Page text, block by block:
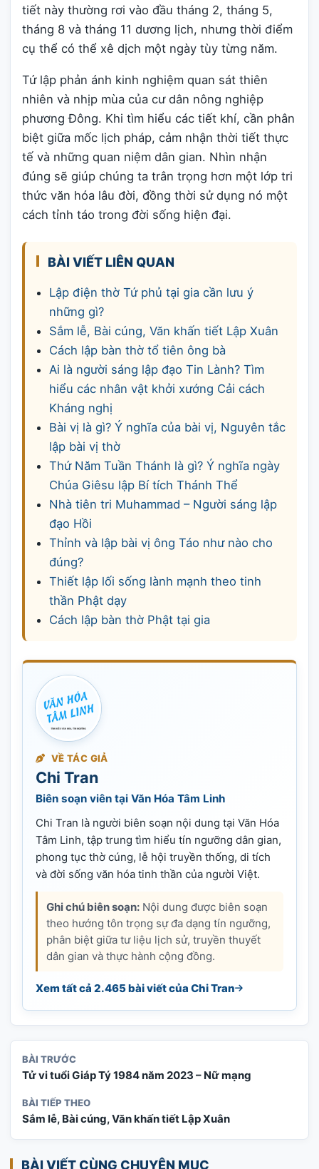
tiết này thường rơi vào đầu tháng 2, tháng 5,
tháng 8 và tháng 11 dương lịch, nhưng thời điểm
cụ thể có thể xê dịch một ngày tùy từng năm.
Tứ lập phản ánh kinh nghiệm quan sát thiên
nhiên và nhịp mùa của cư dân nông nghiệp
phương Đông. Khi tìm hiểu các tiết khí, cần phân
biệt giữa mốc lịch pháp, cảm nhận thời tiết thực
tế và những quan niệm dân gian. Nhìn nhận
đúng sẽ giúp chúng ta trân trọng hơn một lớp tri
thức văn hóa lâu đời, đồng thời sử dụng nó một
cách tỉnh táo trong đời sống hiện đại.
BÀI VIẾT LIÊN QUAN
Lập điện thờ Tứ phủ tại gia cần lưu ý
những gì?
Sắm lễ, Bài cúng, Văn khấn tiết Lập Xuân
Cách lập bàn thờ tổ tiên ông bà
Ai là người sáng lập đạo Tin Lành? Tìm
hiểu các nhân vật khởi xướng Cải cách
Kháng nghị
Bài vị là gì? Ý nghĩa của bài vị, Nguyên tắc
lập bài vị thờ
Thứ Năm Tuần Thánh là gì? Ý nghĩa ngày
Chúa Giêsu lập Bí tích Thánh Thể
Nhà tiên tri Muhammad – Người sáng lập
đạo Hồi
Thỉnh và lập bài vị ông Táo như nào cho
đúng?
Thiết lập lối sống lành mạnh theo tinh
thần Phật dạy
Cách lập bàn thờ Phật tại gia
VỀ TÁC GIẢ
Chi Tran
Biên soạn viên tại Văn Hóa Tâm Linh
Chi Tran là người biên soạn nội dung tại Văn Hóa
Tâm Linh, tập trung tìm hiểu tín ngưỡng dân gian,
phong tục thờ cúng, lễ hội truyền thống, di tích
và đời sống văn hóa tinh thần của người Việt.
Ghi chú biên soạn: Nội dung được biên soạn
theo hướng tôn trọng sự đa dạng tín ngưỡng,
phân biệt giữa tư liệu lịch sử, truyền thuyết
dân gian và thực hành cộng đồng.
Xem tất cả 2.465 bài viết của Chi Tran
BÀI TRƯỚC
Tử vi tuổi Giáp Tý 1984 năm 2023 – Nữ mạng
BÀI TIẾP THEO
Sắm lễ, Bài cúng, Văn khấn tiết Lập Xuân
BÀI VIẾT CÙNG CHUYÊN MỤC